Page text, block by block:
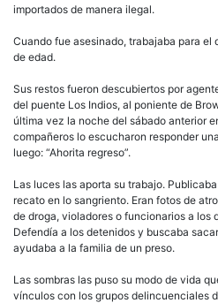
importados de manera ilegal.
Cuando fue asesinado, trabajaba para el
de edad.
Sus restos fueron descubiertos por
del puente Los Indios, al poniente de
última vez la noche del sábado anterior
compañeros lo escucharon responder
luego: “Ahorita regreso”.
Las luces las aporta su trabajo.
recato en lo sangriento. Eran fotos de
de droga, violadores o funcionarios a los
Defendía a los detenidos y buscaba
ayudaba a la familia de un preso.
Las sombras las puso su modo de vida
vínculos con los grupos delincuenciales